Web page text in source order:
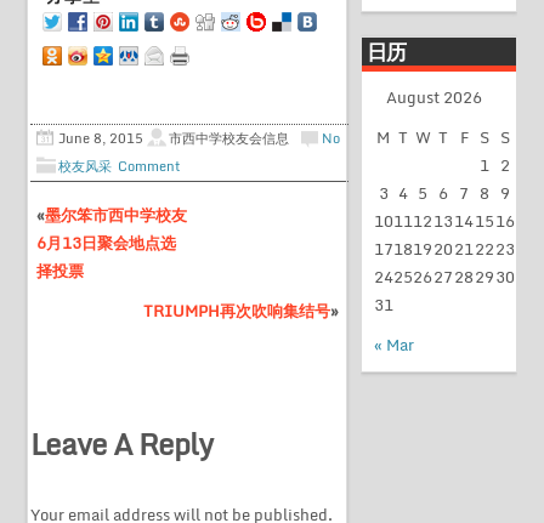
June 8, 2015
市西中学校友会信息
校友风采
No
Comment
«墨尔笨市西中学校友
6月13日聚会地点选
择投票
TRIUMPH再次吹响集结号»
Leave A Reply
Your email address will not be published.
日历
August 2026
M T W T F S S
1 2
3 4 5 6 7 8 9
10111213141516
17181920212223
24252627282930
31
« Mar